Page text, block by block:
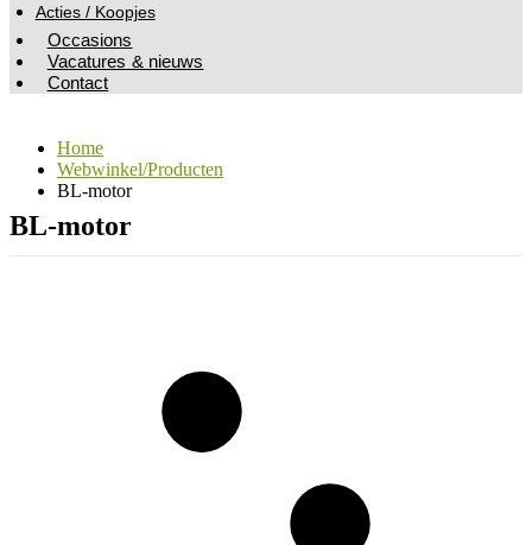
Acties / Koopjes
Occasions
Vacatures & nieuws
Contact
Home
Webwinkel/Producten
BL-motor
BL-motor